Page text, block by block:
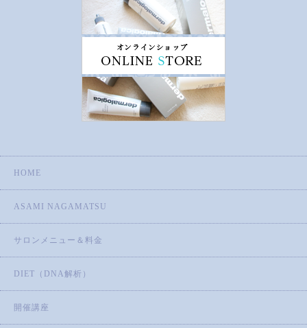
HOME
ASAMI NAGAMATSU
サロンメニュー＆料金
DIET（DNA解析）
開催講座